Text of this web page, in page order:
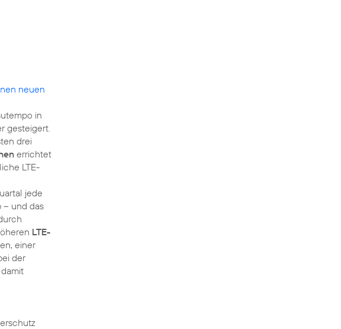
neuen
in
gesteigert.
drei
errichtet
LTE-
jede
– und das
LTE-
einer
der